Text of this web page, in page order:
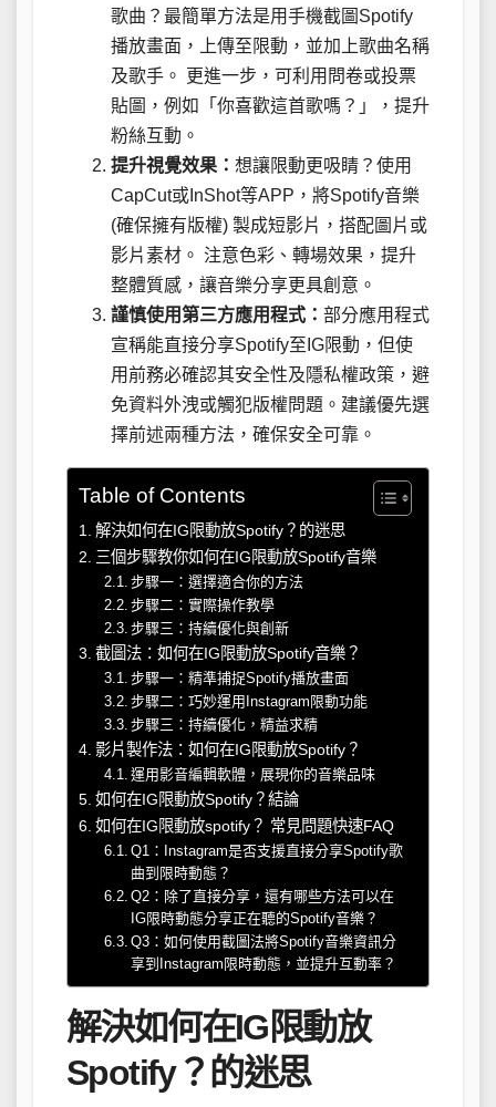
歌曲？最簡單方法是用手機截圖Spotify
播放畫面，上傳至限動，並加上歌曲名稱
及歌手。 更進一步，可利用問卷或投票
貼圖，例如「你喜歡這首歌嗎？」，提升
粉絲互動。
提升視覺效果： 想讓限動更吸睛？使用
CapCut或InShot等APP，將Spotify音樂
(確保擁有版權) 製成短影片，搭配圖片或
影片素材。 注意色彩、轉場效果，提升
整體質感，讓音樂分享更具創意。
謹慎使用第三方應用程式： 部分應用程式
宣稱能直接分享Spotify至IG限動，但使
用前務必確認其安全性及隱私權政策，避
免資料外洩或觸犯版權問題。建議優先選
擇前述兩種方法，確保安全可靠。
Table of Contents
解決如何在IG限動放Spotify？的迷思
三個步驟教你如何在IG限動放Spotify音樂
步驟一：選擇適合你的方法
步驟二：實際操作教學
步驟三：持續優化與創新
截圖法：如何在IG限動放Spotify音樂？
步驟一：精準捕捉Spotify播放畫面
步驟二：巧妙運用Instagram限動功能
步驟三：持續優化，精益求精
影片製作法：如何在IG限動放Spotify？
運用影音編輯軟體，展現你的音樂品味
如何在IG限動放Spotify？結論
如何在IG限動放spotify？ 常見問題快速FAQ
Q1：Instagram是否支援直接分享Spotify歌
曲到限時動態？
Q2：除了直接分享，還有哪些方法可以在
IG限時動態分享正在聽的Spotify音樂？
Q3：如何使用截圖法將Spotify音樂資訊分
享到Instagram限時動態，並提升互動率？
解決如何在IG限動放
Spotify？的迷思